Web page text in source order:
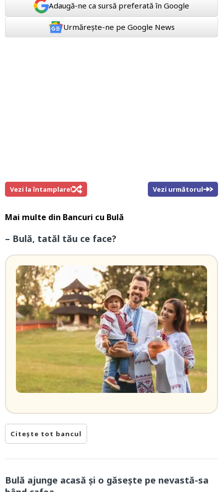
Adaugă-ne ca sursă preferată în Google
Urmărește-ne pe Google News
Vezi la întamplare! Vezi următorul
Mai multe din Bancuri cu Bulă
– Bulă, tatăl tău ce face?
Citește tot bancul
Bulă ajunge acasă și o găsește pe nevastă-sa